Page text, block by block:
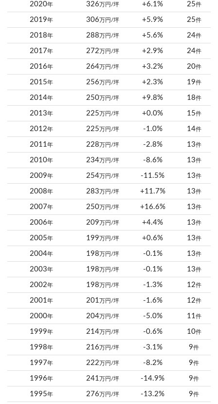
2020年 326 万円/坪 +6.1% 25件
2019年 306 万円/坪 +5.9% 25件
2018年 288 万円/坪 +5.6% 24件
2017年 272 万円/坪 +2.9% 24件
2016年 264万円/坪 +3.2% 20件
2015年 256 万円/坪 +2.3% 19件
2014年 250万円/坪 +9.8% 18件
2013年 225 万円/坪 +0.0% 15件
2012年 225 万円/坪 -1.0% 14件
2011年 228 万円/坪 -2.8% 13件
2010年 234万円/坪 -8.6% 13件
2009年 254万円/坪 -11.5% 13件
2008年 283 万円/坪 +11.7% 13件
2007年 250万円/坪 +16.6% 13件
2006年 209 万円/坪 +4.4% 13件
2005年 199 万円/坪 +0.6% 13件
2004年 198 万円/坪 -0.1% 13件
2003年 198 万円/坪 -0.1% 13件
2002年 198 万円/坪 -1.3% 12件
2001年 201 万円/坪 -1.6% 12件
2000年 204万円/坪 -5.0% 11件
1999年 214万円/坪 -0.6% 10件
1998年 216 万円/坪 -3.1% 9件
1997年 222 万円/坪 -8.2% 9件
1996年 241 万円/坪 -14.9% 9件
1995年 276 万円/坪 -13.2% 9件